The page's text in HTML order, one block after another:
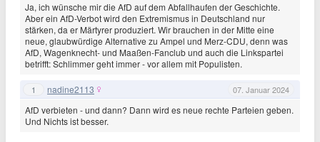
Ja, ich wünsche mir die AfD auf dem Abfallhaufen der Geschichte.
Aber ein AfD-Verbot wird den Extremismus in Deutschland nur
stärken, da er Märtyrer produziert. Wir brauchen in der Mitte eine
neue, glaubwürdige Alternative zu Ampel und Merz-CDU, denn was
AfD, Wagenknecht- und Maaßen-Fanclub und auch die Linkspartei
betrifft: Schlimmer geht immer - vor allem mit Populisten.
1 nadine2113 07. Januar 2024
AfD verbieten - und dann? Dann wird es neue rechte Parteien geben.
Und Nichts ist besser.